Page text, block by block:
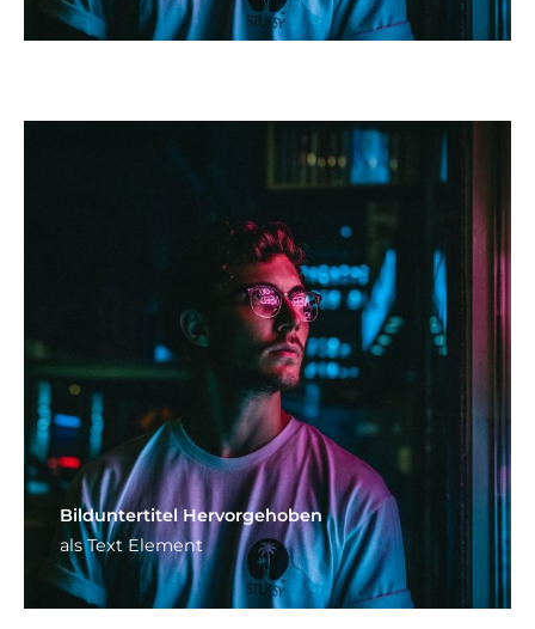
Bild­unter­titel Hervorgehoben
als Text Element